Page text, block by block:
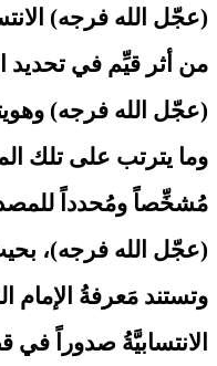
(عجّل الله فرجه)
من أثر قيِّم في تحديد
(عجّل الله فرجه)
وما يترتب على تلك
مُشخِّصاً ومُحدداً
(عجّل الله فرجه)،
وتستند مَعرفةُ
الانتسابيَّةُ صدوراً في